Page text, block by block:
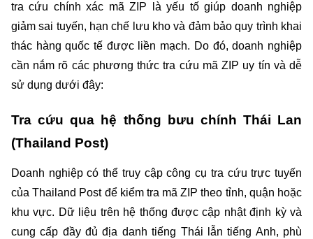
tra cứu chính xác mã ZIP là yếu tố giúp doanh nghiệp
giảm sai tuyến, hạn chế lưu kho và đảm bảo quy trình khai
thác hàng quốc tế được liền mạch. Do đó, doanh nghiệp
cần nắm rõ các phương thức tra cứu mã ZIP uy tín và dễ
sử dụng dưới đây:
Tra cứu qua hệ thống bưu chính Thái Lan
(Thailand Post)
Doanh nghiệp có thể truy cập công cụ tra cứu trực tuyến
của Thailand Post để kiểm tra mã ZIP theo tỉnh, quận hoặc
khu vực. Dữ liệu trên hệ thống được cập nhật định kỳ và
cung cấp đầy đủ địa danh tiếng Thái lẫn tiếng Anh, phù